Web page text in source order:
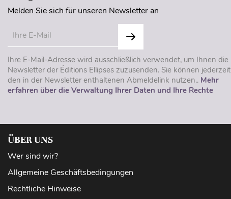
Melden Sie sich für unseren Newsletter an
Ihre E-Mail-Adresse wird ausschließlich verwendet, um Ihnen die
Newsletter der Éditions Ellipses zuzusenden. Sie können jederzeit
den in der Newsletter enthaltenen Abmeldelink nutzen.. Mehr
erfahren über die Verwaltung Ihrer Daten und Ihre Rechte
ÜBER UNS
Wer sind wir?
Allgemeine Geschäftsbedingungen
Rechtliche Hinweise